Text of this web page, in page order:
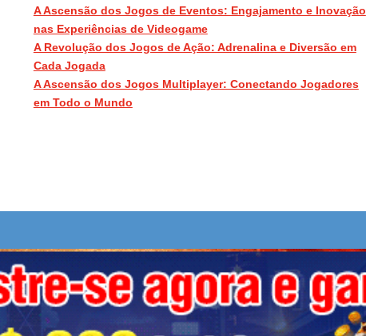
A Ascensão dos Jogos de Eventos: Engajamento e Inovação
nas Experiências de Videogame
A Revolução dos Jogos de Ação: Adrenalina e Diversão em
Cada Jogada
A Ascensão dos Jogos Multiplayer: Conectando Jogadores
em Todo o Mundo